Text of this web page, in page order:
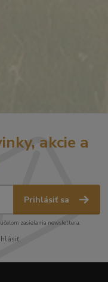
akcie a
Prihlásiť sa
účelom zasielania newslettera.